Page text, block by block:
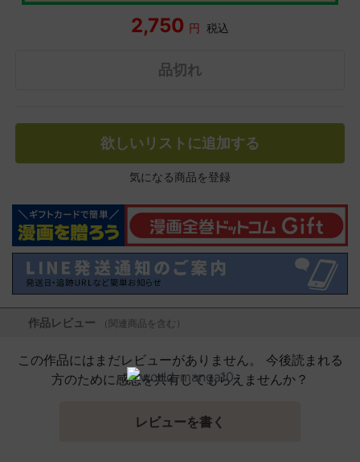
2,750 円 税込
品切れ
欲しいリストに追加する
気になる商品を登録
作品レビュー （関連商品を含む）
この作品にはまだレビューがありません。 今後読まれる
方のために感想を共有してもらえませんか？
レビューを書く